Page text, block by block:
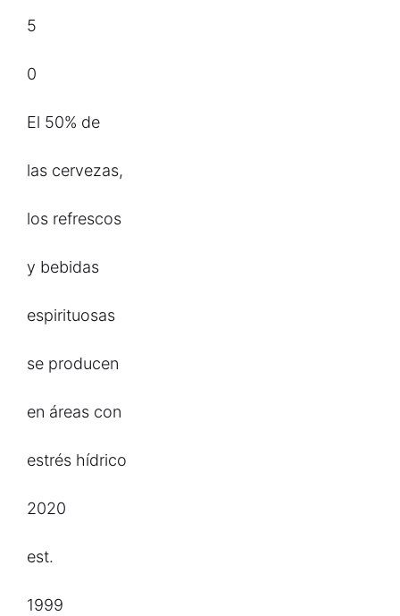
5
0
El 50% de
las cervezas,
los refrescos
y bebidas
espirituosas
se producen
en áreas con
estrés hídrico
2020
est.
1999